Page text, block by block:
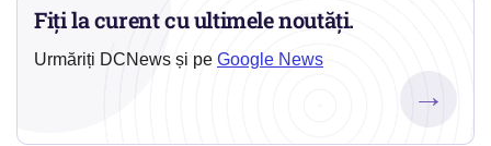
Fiți la curent cu ultimele noutăți.
Urmăriți DCNews și pe Google News
→